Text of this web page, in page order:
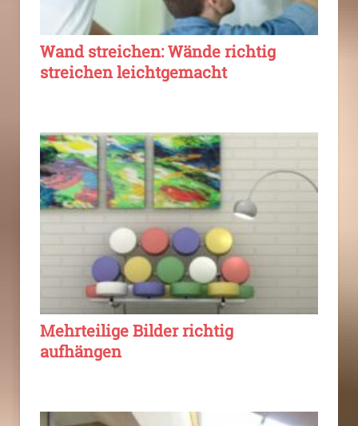
Wand streichen: Wände richtig
streichen leichtgemacht
Mehrteilige Bilder richtig
aufhängen